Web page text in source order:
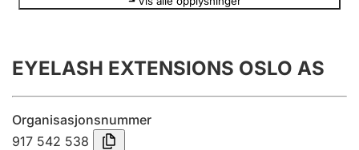
Årsregnskap
Innsending og forsinkelsesgebyr
EYELASH EXTENSIONS OSLO AS
Organisasjonsnummer
917 542 538